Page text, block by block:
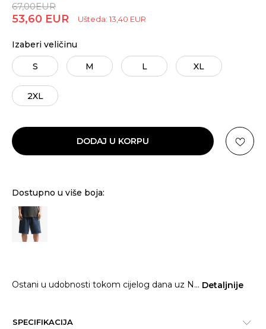
67,00EUR
53,60 EUR Ušteda: 13,40 EUR
Izaberi veličinu
S M L XL
2XL
DODAJ U KORPU
Dostupno u više boja:
Ostani u udobnosti tokom cijelog dana uz N... Detaljnije
SPECIFIKACIJA